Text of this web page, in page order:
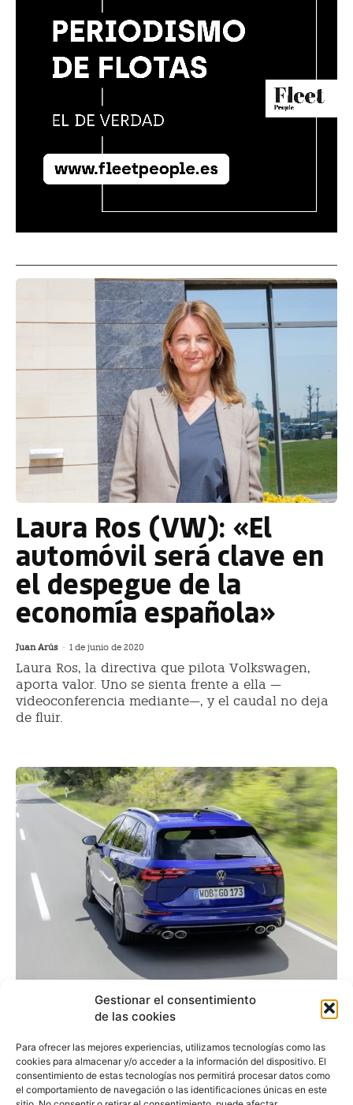
Gestionar el consentimiento
de las cookies
Para ofrecer las mejores experiencias, utilizamos tecnologías como las
cookies para almacenar y/o acceder a la información del dispositivo. El
consentimiento de estas tecnologías nos permitirá procesar datos como
el comportamiento de navegación o las identificaciones únicas en este
Laura Ros (VW): «El
automóvil será clave en
el despegue de la
economía española»
Juan Arús - 1 de junio de 2020
Laura Ros, la directiva que pilota Volkswagen,
aporta valor. Uno se sienta frente a ella —
videoconferencia mediante—, y el caudal no deja
de fluir.
Volkswagen lanza un
renting con cuotas al
50% durante ocho